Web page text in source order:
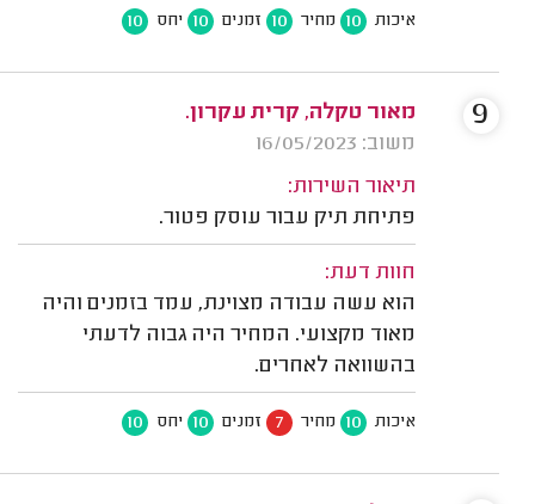
איכות 10 מחיר 10 זמנים 10 יחס 10
מאור טקלה, קרית עקרון.
משוב: 16/05/2023
תיאור השירות:
פתיחת תיק עבור עוסק פטור.
חוות דעת:
הוא עשה עבודה מצוינת, עמד בזמנים והיה
מאוד מקצועי. המחיר היה גבוה לדעתי
בהשוואה לאחרים.
איכות 10 מחיר 7 זמנים 10 יחס 10
9